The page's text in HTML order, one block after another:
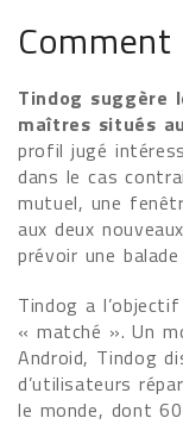
Tindog suggère
maîtres situés
profil jugé
dans le cas
mutuel, une
aux deux
prévoir une
Tindog a
« matché ». Un
Android, Tindog
d’utilisateurs
le monde, dont